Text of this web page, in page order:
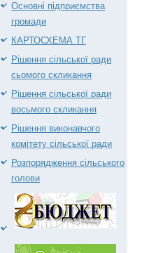
Основні підприємства
громади
КАРТОСХЕМА ТГ
Рішення сільської ради
сьомого скликання
Рішення сільської ради
восьмого скликання
Рішення виконавчого
комітету сільської ради
Розпорядження сільського
голови